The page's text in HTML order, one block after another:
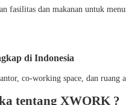
fasilitas dan makanan untuk
di Indonesia
co-working space, dan ruang
tentang XWORK ?